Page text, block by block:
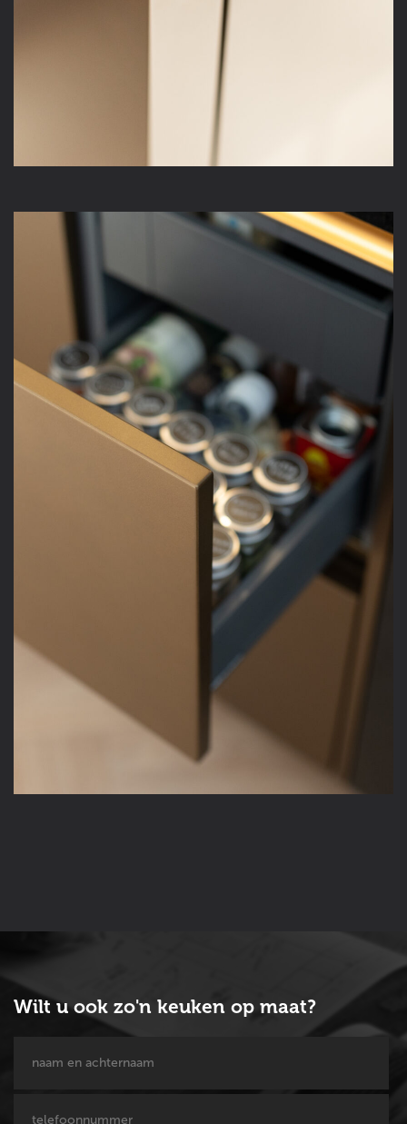
Wilt u ook zo'n keuken op maat?